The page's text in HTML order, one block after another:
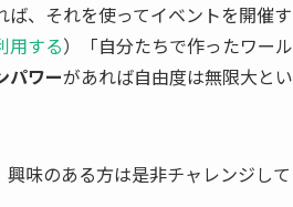
、それを使ってイベントを開催す
用する）「自分たちで作ったワール
パワーがあれば自由度は無限大とい
味のある方は是非チャレンジして